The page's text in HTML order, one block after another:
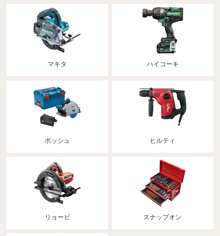
マキタ ハイコーキ
ボッシュ ヒルティ
リョービ スナップオン